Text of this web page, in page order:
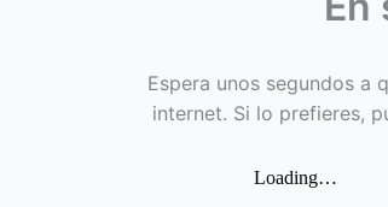
Espera unos segundos a
internet. Si lo prefieres,